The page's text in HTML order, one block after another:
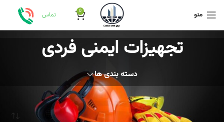
منو 0 تماس
تجهیزات ایمنی فردی
دسته بندی ها
تجهیزات ایمنی فردی